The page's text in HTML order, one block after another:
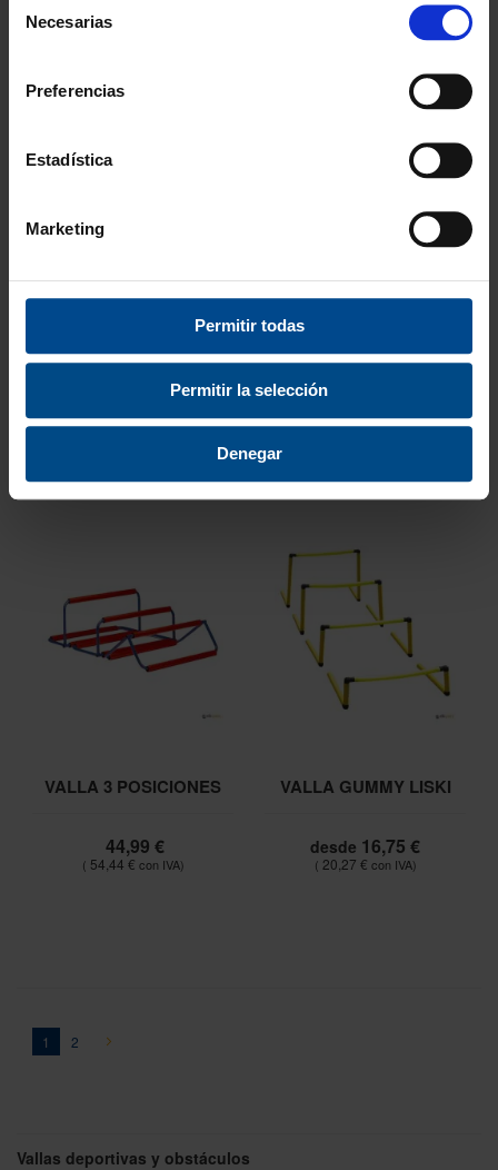
Necesarias
Preferencias
Estadística
Marketing
Permitir todas
Permitir la selección
Denegar
MULTIACTIVIDAD
VALLA 3 POSICIONES
44,99 €
54,44 €
VALLA GUMMY LISKI
desde 16,75 €
20,27 €
Página
You're currently reading page
1 Página
2
Vallas deportivas y obstáculos